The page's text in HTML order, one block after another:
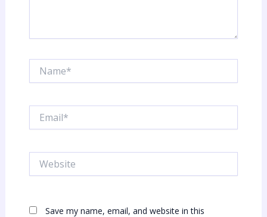
Save my name, email, and website in this